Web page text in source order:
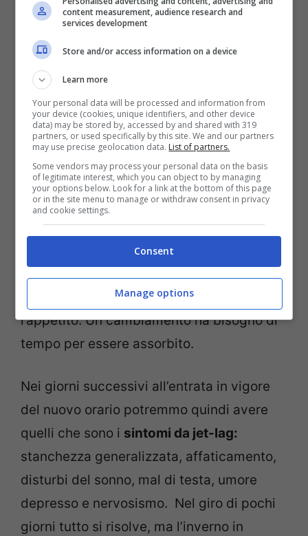
di aver luce già la mattina a spingere a
continuare ad avere il cambio di orario. Un
modo per risparmiare energia elettrica.
Con il cambio dell’ora cambieranno le
nostre abitudini e anche il nostro
organismo deve fare lo stesso. Ma il
passaggio da un orario all’altro potrebbe
esserestressante per il nostro corpo. La
luce è infatti un elemento fondamentale
che regola i nostri ritmi: regola l’ipotalamo,
controllare il sonno e la veglia, l’umore e
l’appetito. Un cambiamento ha bisogno di
tempo per essere assorbito.
Nei giorni successivi all’entrata in vigore
del nuovo orario potremmo quindi avere
quelli che sono i sintomi da jet-lag:
stanchezza generalizzata, affaticamento,
disturbi del sonno, mal di testa, umore
depresso e nervosismo. Nel giro di pochi
giorni tutto si risolve, ma l’inverno in
content measurement, audience research and
services development
Store and/or access information on a device
Learn more
Your personal data will be processed and information from
your device (cookies, unique identifiers, and other device
data) may be stored by, accessed by and shared with 319
partners, or used specifically by this site. We and our partners
may use precise geolocation data. List of partners.
Some vendors may process your personal data on the basis
of legitimate interest, which you can object to by managing
your options below. Look for a link at the bottom of this page
or in the site menu to manage or withdraw consent in privacy
and cookie settings.
Consent
Manage options